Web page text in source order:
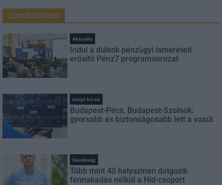
LEGNÉZETTEBB
Aktuális
Indul a diákok pénzügyi ismereteit
erősítő Pénz7 programsorozat
Helyi hírek
Budapest-Pécs, Budapest-Szolnok:
gyorsabb és biztonságosabb lett a vasút
Gazdaság
Több mint 40 helyszínen dolgozik
fennakadás nélkül a Híd-csoport